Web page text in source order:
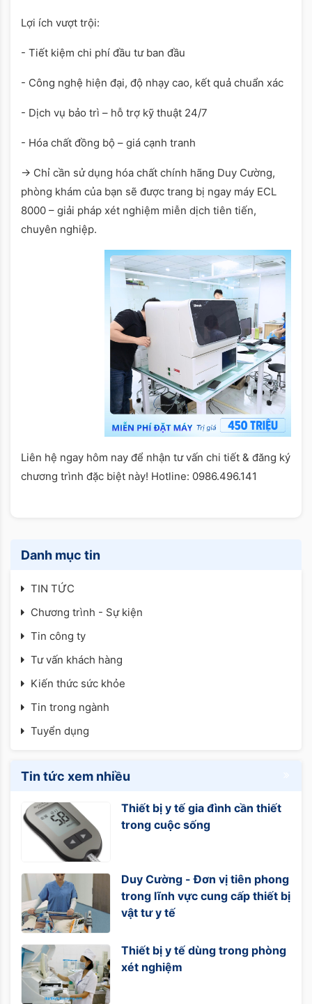
Lợi ích vượt trội:
- Tiết kiệm chi phí đầu tư ban đầu
- Công nghệ hiện đại, độ nhạy cao, kết quả chuẩn xác
- Dịch vụ bảo trì – hỗ trợ kỹ thuật 24/7
- Hóa chất đồng bộ – giá cạnh tranh
-> Chỉ cần sử dụng hóa chất chính hãng Duy Cường,
phòng khám của bạn sẽ được trang bị ngay máy ECL
8000 – giải pháp xét nghiệm miễn dịch tiên tiến,
chuyên nghiệp.
Liên hệ ngay hôm nay để nhận tư vấn chi tiết & đăng ký
chương trình đặc biệt này! Hotline: 0986.496.141
Danh mục tin
TIN TỨC
Chương trình - Sự kiện
Tin công ty
Tư vấn khách hàng
Kiến thức sức khỏe
Tin trong ngành
Tuyển dụng
Tin tức xem nhiều
Thiết bị y tế gia đình cần thiết
trong cuộc sống
Duy Cường - Đơn vị tiên phong
trong lĩnh vực cung cấp thiết bị
vật tư y tế
Thiết bị y tế dùng trong phòng
xét nghiệm